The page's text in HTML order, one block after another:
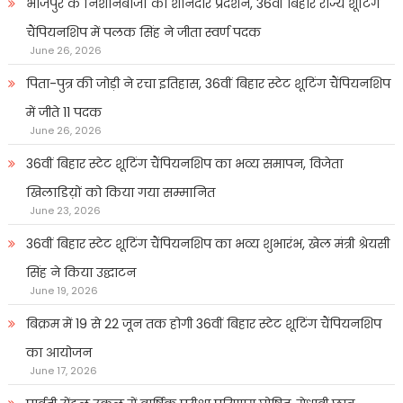
भोजपुर के निशानेबाजों का शानदार प्रदर्शन, 36वीं बिहार राज्य शूटिंग
चैंपियनशिप में पलक सिंह ने जीता स्वर्ण पदक
June 26, 2026
पिता-पुत्र की जोड़ी ने रचा इतिहास, 36वीं बिहार स्टेट शूटिंग चैंपियनशिप
में जीते 11 पदक
June 26, 2026
36वीं बिहार स्टेट शूटिंग चैंपियनशिप का भव्य समापन, विजेता
खिलाडिय़ों को किया गया सम्मानित
June 23, 2026
36वीं बिहार स्टेट शूटिंग चैंपियनशिप का भव्य शुभारंभ, खेल मंत्री श्रेयसी
सिंह ने किया उद्घाटन
June 19, 2026
बिक्रम में 19 से 22 जून तक होगी 36वीं बिहार स्टेट शूटिंग चैंपियनशिप
का आयोजन
June 17, 2026